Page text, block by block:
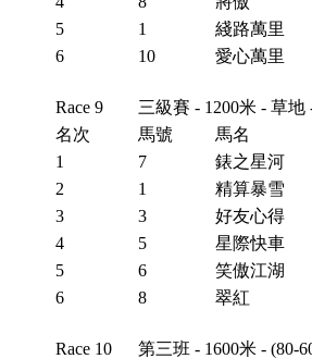
5
1
綫路萬里
6
10 愛心萬里
Race 9
三級賽 - 1200米 - 草
名次
馬號
馬名
1
7
錶之星河
2
1
精算暴雪
3
3
好友心得
4
5
星際快車
5
6
笑傲江湖
6
8 翠紅
Race 10
第三班 - 1600米 -